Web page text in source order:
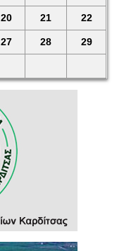
20 21 22
27 28 29